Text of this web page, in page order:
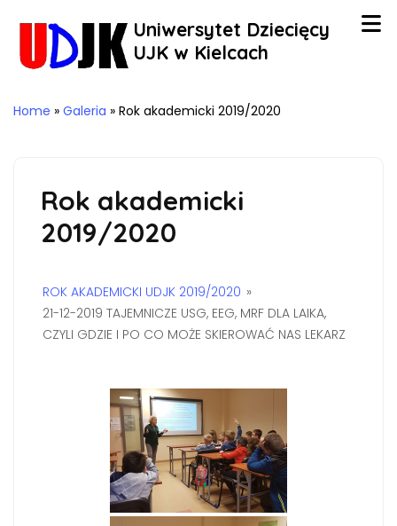
Uniwersytet Dziecięcy
UJK w Kielcach
Home » Galeria » Rok akademicki 2019/2020
Rok akademicki
2019/2020
ROK AKADEMICKI UDJK 2019/2020 »
21-12-2019 TAJEMNICZE USG, EEG, MRF DLA LAIKA,
CZYLI GDZIE I PO CO MOŻE SKIEROWAĆ NAS LEKARZ